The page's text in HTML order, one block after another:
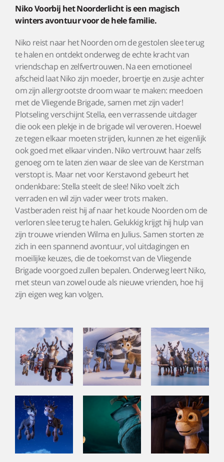
Niko Voorbij het Noorderlicht is een magisch
winters avontuur voor de hele familie.
Niko reist naar het Noorden om de gestolen slee terug
te halen en ontdekt onderweg de echte kracht van
vriendschap en zelfvertrouwen. Na een emotioneel
afscheid laat Niko zijn moeder, broertje en zusje achter
om zijn allergrootste droom waar te maken: meedoen
met de Vliegende Brigade, samen met zijn vader!
Plotseling verschijnt Stella, een verrassende uitdager
die ook een plekje in de brigade wil veroveren. Hoewel
ze tegen elkaar moeten strijden, kunnen ze het eigenlijk
ook goed met elkaar vinden. Niko vertrouwt haar zelfs
genoeg om te laten zien waar de slee van de Kerstman
verstopt is. Maar net voor Kerstavond gebeurt het
ondenkbare: Stella steelt de slee! Niko voelt zich
verraden en wil zijn vader weer trots maken.
Vastberaden reist hij af naar het koude Noorden om de
verloren slee terug te halen. Gelukkig krijgt hij hulp van
zijn trouwe vrienden Wilma en Julius. Samen storten ze
zich in een spannend avontuur, vol uitdagingen en
moeilijke keuzes, die de toekomst van de Vliegende
Brigade voorgoed zullen bepalen. Onderweg leert Niko,
met steun van zowel oude als nieuwe vrienden, hoe hij
zijn eigen weg kan volgen.